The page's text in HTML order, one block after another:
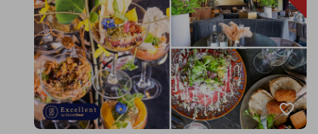
favorite_border